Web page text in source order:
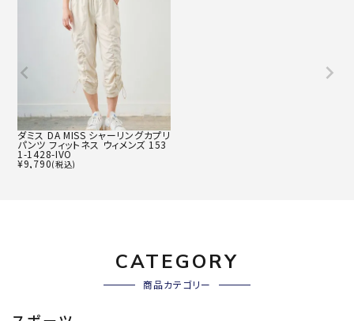
ダミス DA MISS シャーリングカプリ
パンツ フィットネス ウィメンズ 153
1-1428-IVO
¥9,790(税込)
CATEGORY
商品カテゴリー